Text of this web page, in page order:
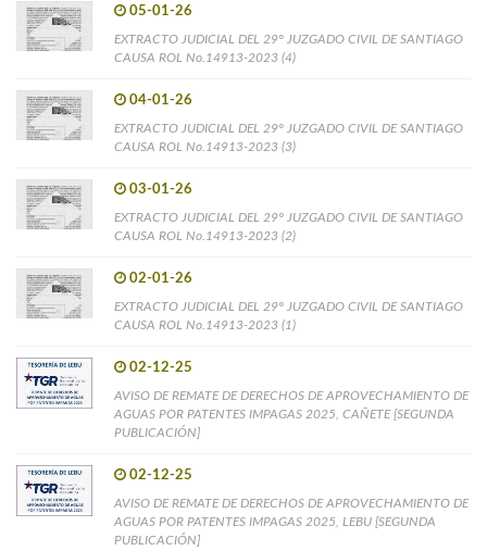
05-01-26
EXTRACTO JUDICIAL DEL 29° JUZGADO CIVIL DE SANTIAGO
CAUSA ROL No.14913-2023 (4)
04-01-26
EXTRACTO JUDICIAL DEL 29° JUZGADO CIVIL DE SANTIAGO
CAUSA ROL No.14913-2023 (3)
03-01-26
EXTRACTO JUDICIAL DEL 29° JUZGADO CIVIL DE SANTIAGO
CAUSA ROL No.14913-2023 (2)
02-01-26
EXTRACTO JUDICIAL DEL 29° JUZGADO CIVIL DE SANTIAGO
CAUSA ROL No.14913-2023 (1)
02-12-25
AVISO DE REMATE DE DERECHOS DE APROVECHAMIENTO DE
AGUAS POR PATENTES IMPAGAS 2025, CAÑETE [SEGUNDA
PUBLICACIÓN]
02-12-25
AVISO DE REMATE DE DERECHOS DE APROVECHAMIENTO DE
AGUAS POR PATENTES IMPAGAS 2025, LEBU [SEGUNDA
PUBLICACIÓN]